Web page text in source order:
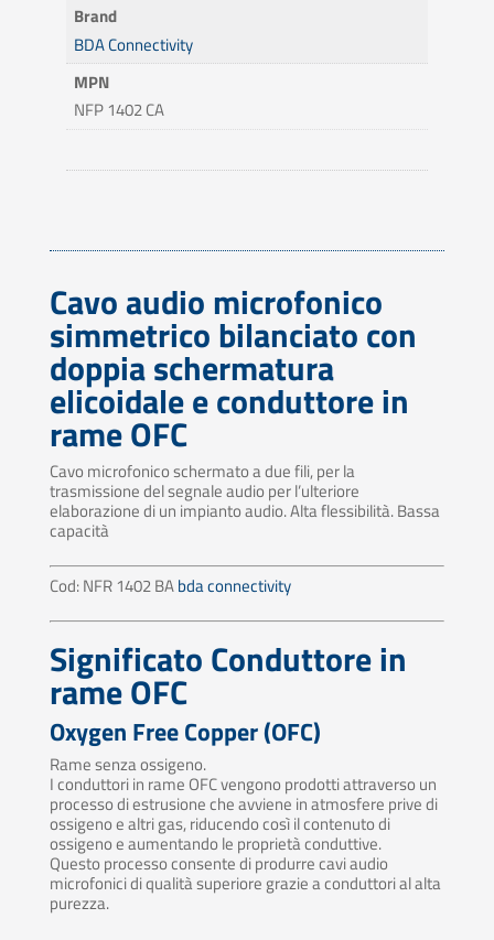
Brand
BDA Connectivity
MPN
NFP 1402 CA
Cavo audio microfonico
simmetrico bilanciato con
doppia schermatura
elicoidale e conduttore in
rame OFC
Cavo microfonico schermato a due fili, per la
trasmissione del segnale audio per l’ulteriore
elaborazione di un impianto audio. Alta flessibilità. Bassa
capacità
Cod: NFR 1402 BAbda connectivity
Significato Conduttore in
rame OFC
Oxygen Free Copper (OFC)
Rame senza ossigeno.
I conduttori in rame OFC vengono prodotti attraverso un
processo di estrusione che avviene in atmosfere prive di
ossigeno e altri gas, riducendo così il contenuto di
ossigeno e aumentando le proprietà conduttive.
Questo processo consente di produrre cavi audio
microfonici di qualità superiore grazie a conduttori al alta
purezza.